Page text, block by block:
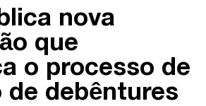
nova
que
o processo de
de debêntures